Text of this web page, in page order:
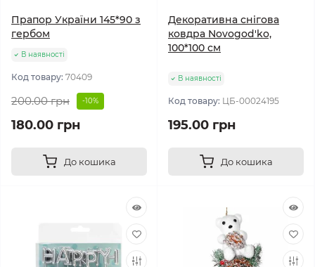
Прапор України 145*90 з
гербом
В наявності
Код товару: 70409
200.00 грн -10%
180.00 грн
До кошика
Декоративна снігова
ковдра Novogod'ko,
100*100 см
В наявності
Код товару: ЦБ-00024195
195.00 грн
До кошика